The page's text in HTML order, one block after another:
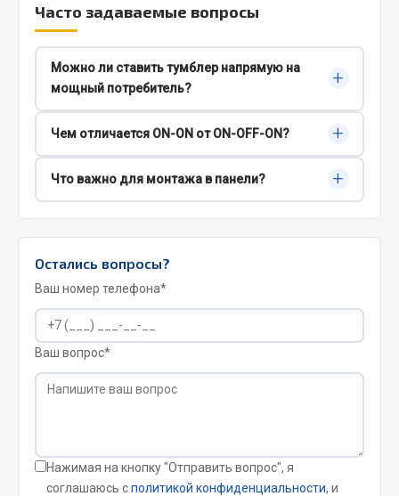
Весь раздел
Подшипники
Весь раздел
Стяжки, тросы, канаты
Стропы
Стяжки
Тросы
Весь раздел
3 ton
Часто задаваемые вопросы
Можно ли ставить тумблер напрямую на
мощный потребитель?
+
включать потребитель через реле. Так контакты
будут меньше греться, а ресурс станет выше.
Чем отличается ON-ON от ON-OFF-ON? +
“нейтрали”. ON-OFF-ON имеет среднее
Что важно для монтажа в панели? +
фиксацию проводки.
Остались вопросы?
Ваш номер телефона*
Ваш вопрос*
Нажимая на кнопку "Отправить вопрос", я
соглашаюсь сполитикой конфиденциальности, и